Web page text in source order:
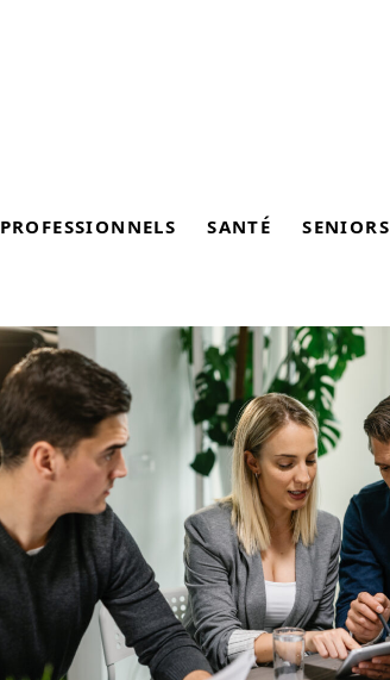
PROFESSIONNELS SANTÉ SENIORS